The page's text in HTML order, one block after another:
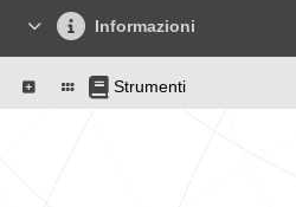
Informazioni
Strumenti